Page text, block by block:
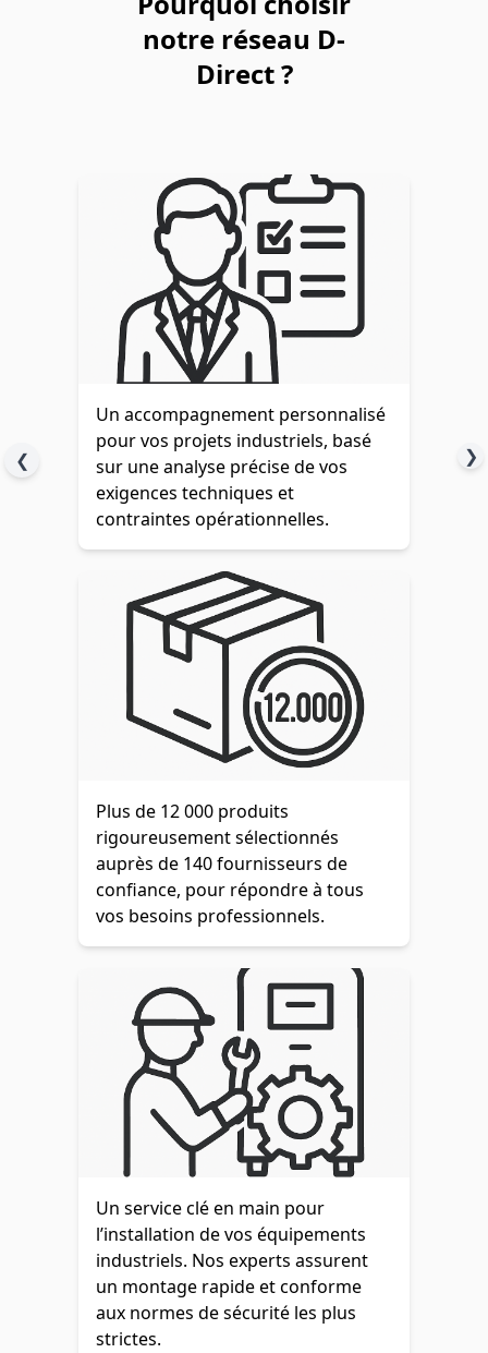
❮ ❯
notre réseau D-
Direct ?
Un accompagnement personnalisé
pour vos projets industriels, basé
sur une analyse précise de vos
exigences techniques et
contraintes opérationnelles.
Plus de 12 000 produits
rigoureusement sélectionnés
auprès de 140 fournisseurs de
confiance, pour répondre à tous
vos besoins professionnels.
Un service clé en main pour
l’installation de vos équipements
industriels. Nos experts assurent
un montage rapide et conforme
aux normes de sécurité les plus
strictes.